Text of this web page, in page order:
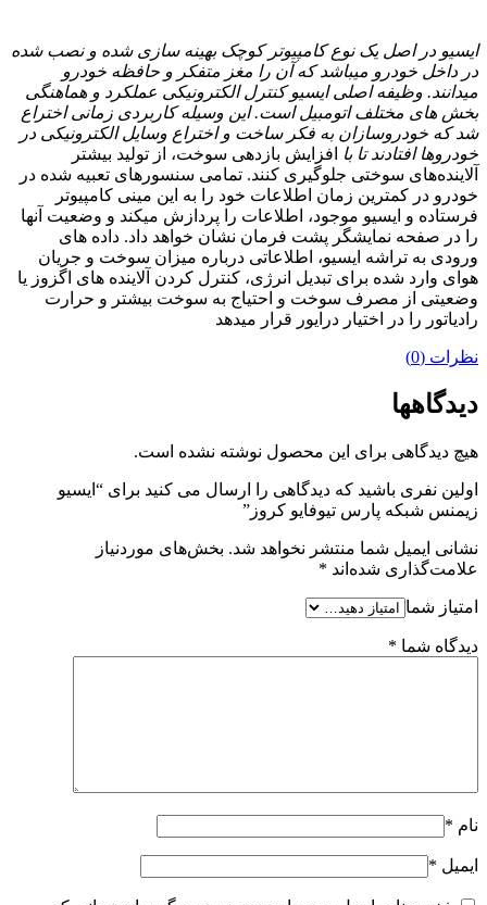
ایسیو در اصل یک نوع کامپیوتر کوچک بهینه سازی شده و نصب شده
در داخل خودرو میباشد که آن را مغز متفکر و حافظه خودرو
میدانند. وظیفه اصلی ایسیو کنترل الکترونیکی عملکرد و هماهنگی
بخش های مختلف اتومبیل است. این وسیله کاربردی زمانی اختراع
شد که خودروسازان به فکر ساخت و اختراع وسایل الکترونیکی در
خودروها افتادند تا با
افزایش بازدهی سوخت، از تولید بیشتر
آلاینده‌های سوختی جلوگیری کنند. تمامی سنسورهای تعبیه شده در
خودرو در کمترین زمان اطلاعات خود را به این مینی کامپیوتر
فرستاده و ایسیو موجود، اطلاعات را پردازش میکند و وضعیت آنها
را در صفحه نمایشگر پشت فرمان نشان خواهد داد. داده های
ورودی به تراشه ایسیو، اطلاعاتی درباره میزان سوخت و جریان
هوای وارد شده برای تبدیل انرژی، کنترل کردن آلاینده های اگزوز یا
وضعیتی از مصرف سوخت و احتیاج به سوخت بیشتر و حرارت
رادیاتور را در اختیار درایور قرار میدهد
نظرات (0)
دیدگاهها
هیچ دیدگاهی برای این محصول نوشته نشده است.
اولین نفری باشید که دیدگاهی را ارسال می کنید برای “ایسیو
زیمنس شبکه پارس تیوفایو کروز”
نشانی ایمیل شما منتشر نخواهد شد. بخش‌های موردنیاز
علامت‌گذاری شده‌اند *
امتیاز شما
دیدگاه شما *
نام *
ایمیل *